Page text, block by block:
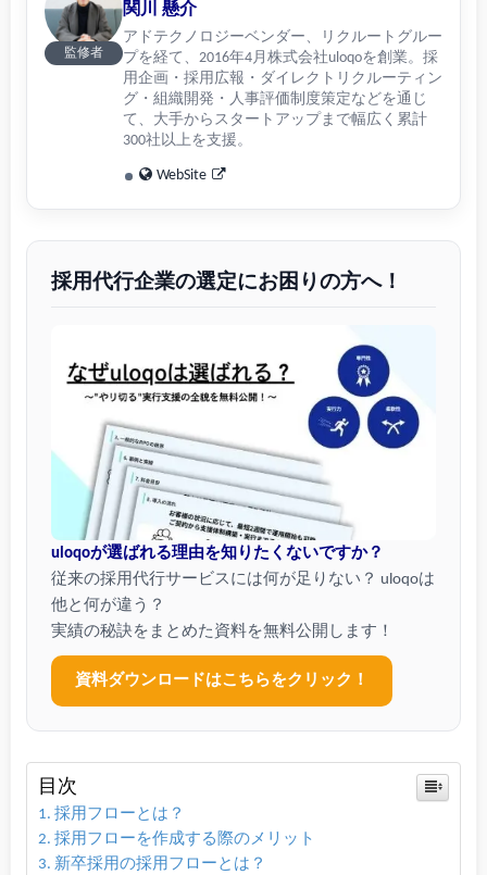
監修者
関川 懸介
アドテクノロジーベンダー、リクルートグルー
プを経て、2016年4月株式会社uloqoを創業。採
用企画・採用広報・ダイレクトリクルーティン
グ・組織開発・人事評価制度策定などを通じ
て、大手からスタートアップまで幅広く累計
300社以上を支援。
WebSite
採用代行企業の選定にお困りの方へ！
uloqoが選ばれる理由を知りたくないですか？
従来の採用代行サービスには何が足りない？ uloqoは
他と何が違う？
実績の秘訣をまとめた資料を無料公開します！
資料ダウンロードはこちらをクリック！
目次
採用フローとは？
採用フローを作成する際のメリット
新卒採用の採用フローとは？